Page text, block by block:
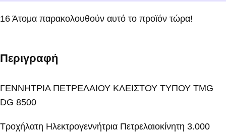
16 Άτομα παρακολουθούν αυτό το προϊόν τώρα!
Περιγραφή
ΓΕΝΝΗΤΡΙΑ ΠΕΤΡΕΛΑΙΟΥ ΚΛΕΙΣΤΟΥ ΤΥΠΟΥ TMG
DG 8500
Τροχήλατη Ηλεκτρογεννήτρια Πετρελαιοκίνητη 3.000